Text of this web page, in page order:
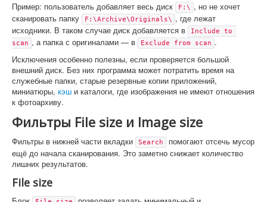
Пример: пользователь добавляет весь диск
F:\ , но не хочет
сканировать папку
F:\Archive\Originals\ , где лежат
исходники. В таком случае диск добавляется в
Include to
scan , а папка с оригиналами — в Exclude from scan .
Исключения особенно полезны, если проверяется большой
внешний диск. Без них программа может потратить время на
служебные папки, старые резервные копии приложений,
миниатюры, кэш и каталоги, где изображения не имеют отношения
к фотоархиву.
Фильтры File size и Image size
Фильтры в нижней части вкладки Search
помогают отсечь мусор
ещё до начала сканирования. Это заметно снижает количество
лишних результатов.
File size